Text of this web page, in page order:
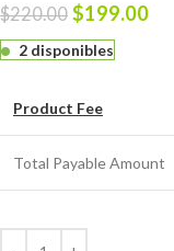
$220.00 $199.00
2 disponibles
Product Fee
Total Payable Amount